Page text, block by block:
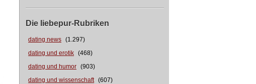
Die liebepur-Rubriken
dating news (1.297)
dating und erotik (468)
dating und humor (903)
dating und wissenschaft (607)